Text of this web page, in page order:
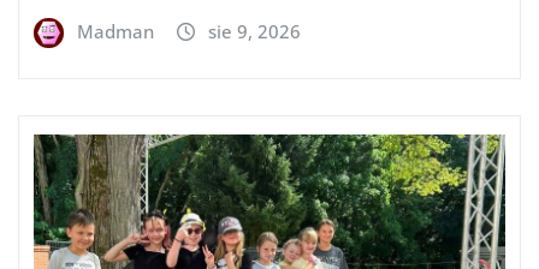
Madman sie 9, 2026